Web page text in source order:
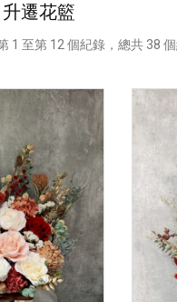
遷花籃
1 至第 12 個紀錄，總共 38